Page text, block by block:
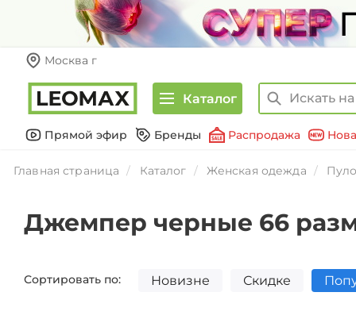
Москва г
Каталог
Прямой эфир Бренды Распродажа
Главная страница Каталог Женская одежда
Джемпер черные 66
Сортировать по: Новизне Скидке